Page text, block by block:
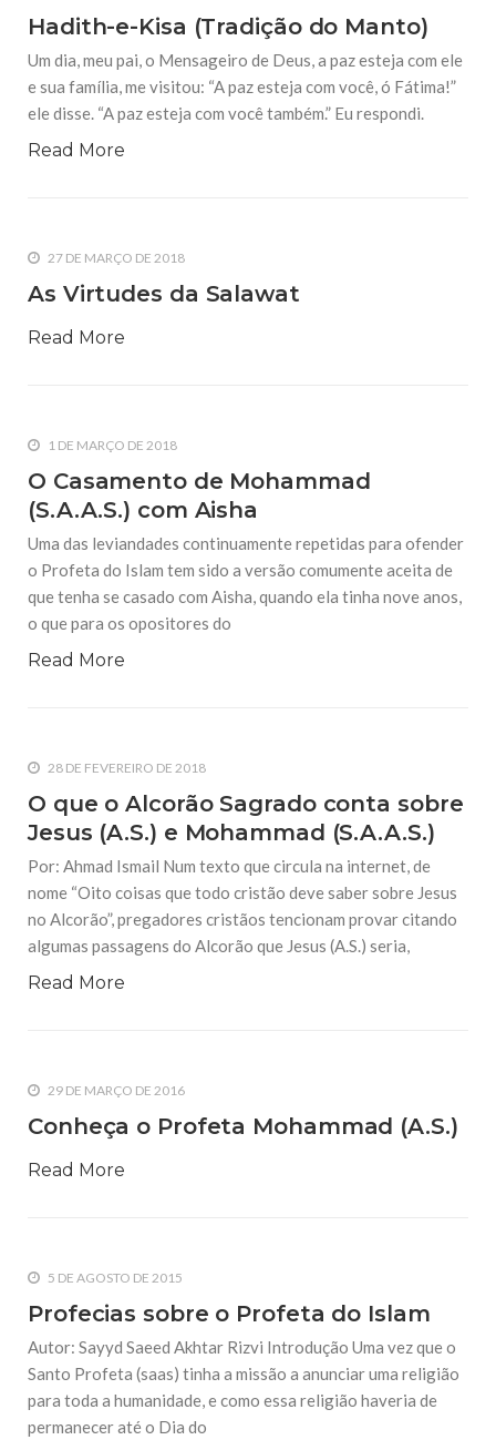
Hadith-e-Kisa (Tradição do Manto)
Um dia, meu pai, o Mensageiro de Deus, a paz esteja com ele
e sua família, me visitou: “A paz esteja com você, ó Fátima!”
ele disse. “A paz esteja com você também.” Eu respondi.
Read More
27 DE MARÇO DE 2018
As Virtudes da Salawat
Read More
1 DE MARÇO DE 2018
O Casamento de Mohammad
(S.A.A.S.) com Aisha
Uma das leviandades continuamente repetidas para ofender
o Profeta do Islam tem sido a versão comumente aceita de
que tenha se casado com Aisha, quando ela tinha nove anos,
o que para os opositores do
Read More
28 DE FEVEREIRO DE 2018
O que o Alcorão Sagrado conta sobre
Jesus (A.S.) e Mohammad (S.A.A.S.)
Por: Ahmad Ismail Num texto que circula na internet, de
nome “Oito coisas que todo cristão deve saber sobre Jesus
no Alcorão”, pregadores cristãos tencionam provar citando
algumas passagens do Alcorão que Jesus (A.S.) seria,
Read More
29 DE MARÇO DE 2016
Conheça o Profeta Mohammad (A.S.)
Read More
5 DE AGOSTO DE 2015
Profecias sobre o Profeta do Islam
Autor: Sayyd Saeed Akhtar Rizvi Introdução Uma vez que o
Santo Profeta (saas) tinha a missão a anunciar uma religião
para toda a humanidade, e como essa religião haveria de
permanecer até o Dia do